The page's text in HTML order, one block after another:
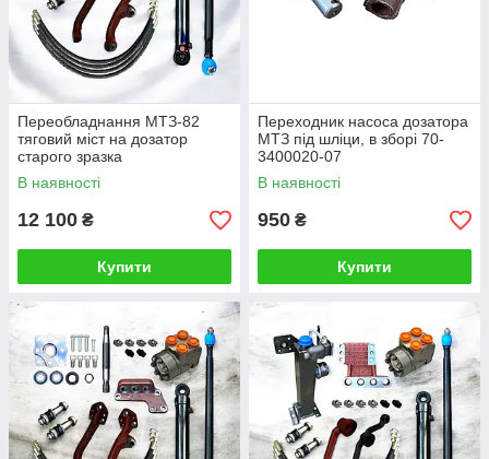
Переобладнання МТЗ-82
тяговий міст на дозатор
старого зразка
В наявності
12 100 ₴
Купити
Переходник насоса дозатора
МТЗ під шліци, в зборі 70-
3400020-07
В наявності
950 ₴
Купити